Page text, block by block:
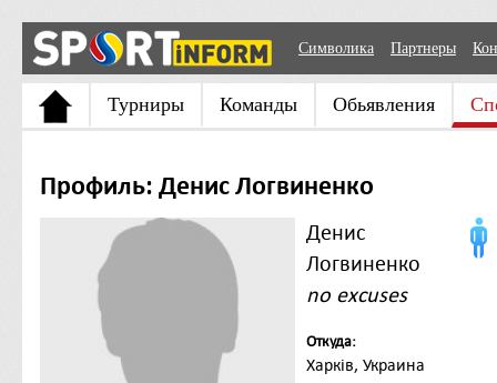
Символика Партнеры
Турниры Команды Обьявления
Профиль: Денис Логвиненко
Денис
Логвиненко
no excuses
Откуда:
Харків, Украина